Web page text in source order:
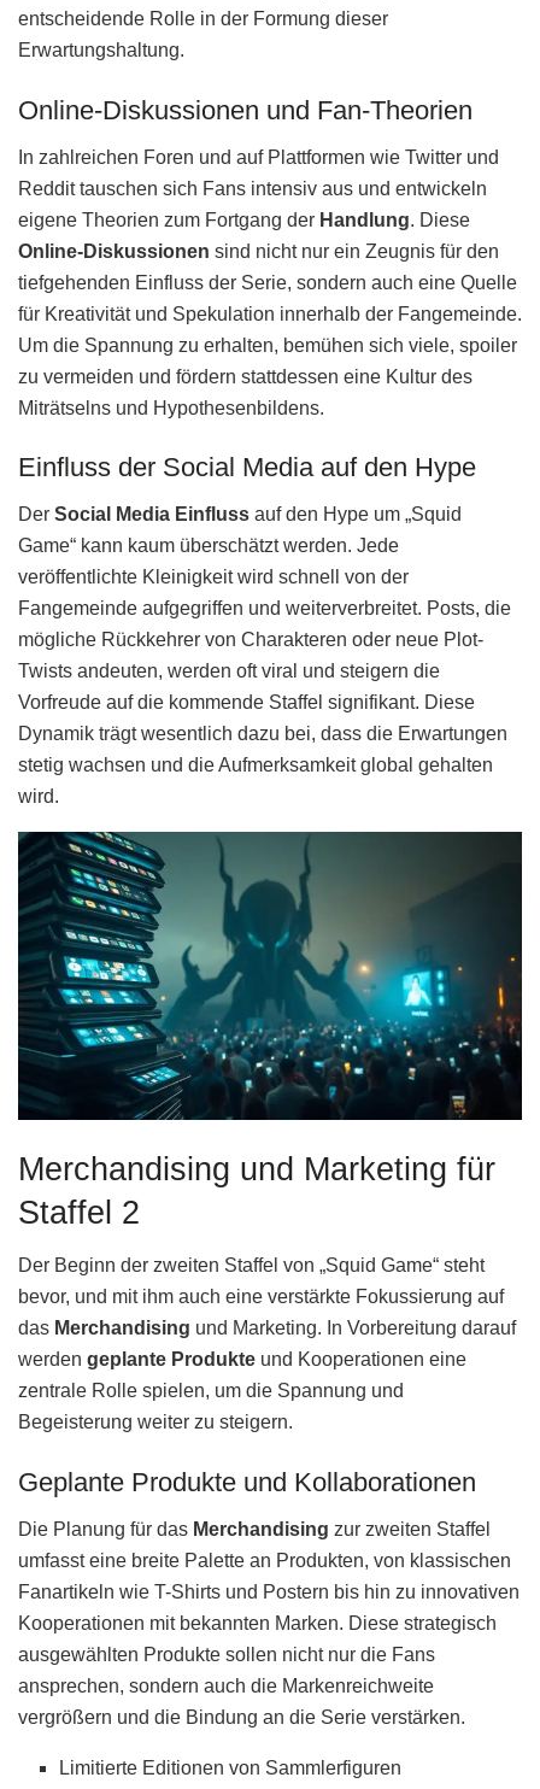
entscheidende Rolle in der Formung dieser
Erwartungshaltung.
Online-Diskussionen und Fan-Theorien
In zahlreichen Foren und auf Plattformen wie Twitter und
Reddit tauschen sich Fans intensiv aus und entwickeln
eigene Theorien zum Fortgang der Handlung. Diese
Online-Diskussionen sind nicht nur ein Zeugnis für den
tiefgehenden Einfluss der Serie, sondern auch eine Quelle
für Kreativität und Spekulation innerhalb der Fangemeinde.
Um die Spannung zu erhalten, bemühen sich viele, spoiler
zu vermeiden und fördern stattdessen eine Kultur des
Miträtselns und Hypothesenbildens.
Einfluss der Social Media auf den Hype
Der Social Media Einfluss auf den Hype um „Squid
Game“ kann kaum überschätzt werden. Jede
veröffentlichte Kleinigkeit wird schnell von der
Fangemeinde aufgegriffen und weiterverbreitet. Posts, die
mögliche Rückkehrer von Charakteren oder neue Plot-
Twists andeuten, werden oft viral und steigern die
Vorfreude auf die kommende Staffel signifikant. Diese
Dynamik trägt wesentlich dazu bei, dass die Erwartungen
stetig wachsen und die Aufmerksamkeit global gehalten
wird.
Merchandising und Marketing für
Staffel 2
Der Beginn der zweiten Staffel von „Squid Game“ steht
bevor, und mit ihm auch eine verstärkte Fokussierung auf
das Merchandising und Marketing. In Vorbereitung darauf
werden geplante Produkte und Kooperationen eine
zentrale Rolle spielen, um die Spannung und
Begeisterung weiter zu steigern.
Geplante Produkte und Kollaborationen
Die Planung für das Merchandising zur zweiten Staffel
umfasst eine breite Palette an Produkten, von klassischen
Fanartikeln wie T-Shirts und Postern bis hin zu innovativen
Kooperationen mit bekannten Marken. Diese strategisch
ausgewählten Produkte sollen nicht nur die Fans
ansprechen, sondern auch die Markenreichweite
vergrößern und die Bindung an die Serie verstärken.
Limitierte Editionen von Sammlerfiguren